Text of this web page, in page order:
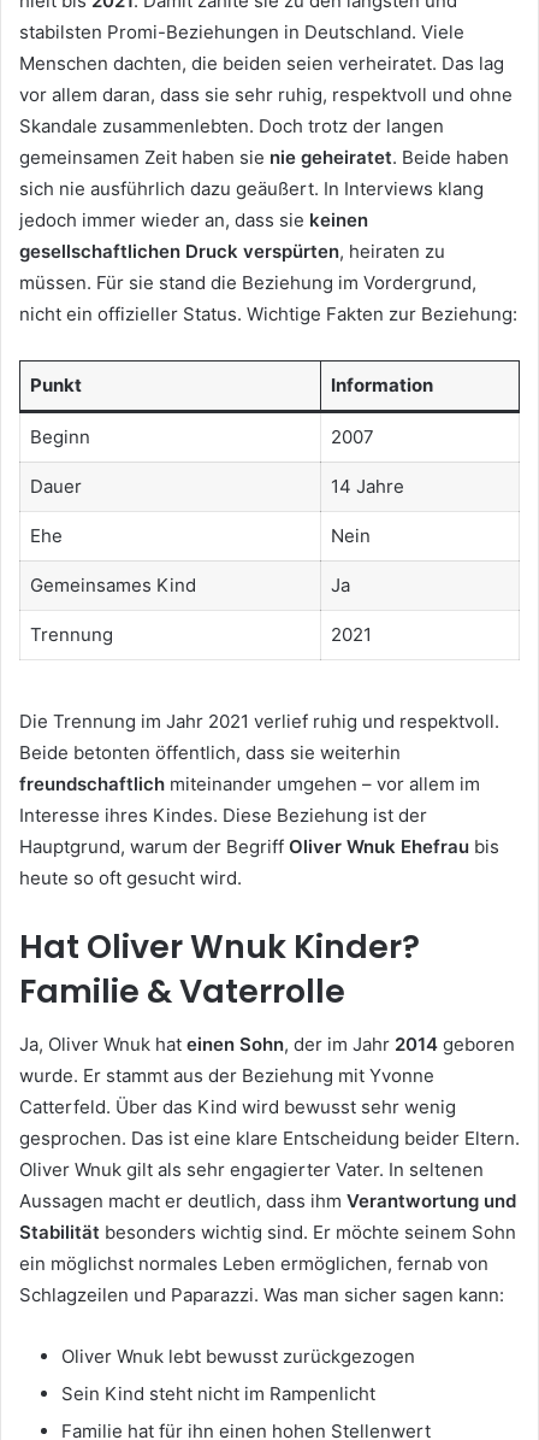
stabilsten Promi-Beziehungen in Deutschland. Viele
Menschen dachten, die beiden seien verheiratet. Das lag
vor allem daran, dass sie sehr ruhig, respektvoll und ohne
Skandale zusammenlebten. Doch trotz der langen
gemeinsamen Zeit haben sie nie geheiratet. Beide haben
sich nie ausführlich dazu geäußert. In Interviews klang
jedoch immer wieder an, dass sie keinen
gesellschaftlichen Druck verspürten, heiraten zu
müssen. Für sie stand die Beziehung im Vordergrund,
nicht ein offizieller Status. Wichtige Fakten zur Beziehung:
Punkt Information
Beginn 2007
Dauer 14 Jahre
Ehe Nein
Gemeinsames Kind Ja
Trennung 2021
Die Trennung im Jahr 2021 verlief ruhig und respektvoll.
Beide betonten öffentlich, dass sie weiterhin
freundschaftlich miteinander umgehen – vor allem im
Interesse ihres Kindes. Diese Beziehung ist der
Hauptgrund, warum der Begriff Oliver Wnuk Ehefrau bis
heute so oft gesucht wird.
Hat Oliver Wnuk Kinder?
Familie & Vaterrolle
Ja, Oliver Wnuk hat einen Sohn, der im Jahr 2014 geboren
wurde. Er stammt aus der Beziehung mit Yvonne
Catterfeld. Über das Kind wird bewusst sehr wenig
gesprochen. Das ist eine klare Entscheidung beider Eltern.
Oliver Wnuk gilt als sehr engagierter Vater. In seltenen
Aussagen macht er deutlich, dass ihm Verantwortung und
Stabilität besonders wichtig sind. Er möchte seinem Sohn
ein möglichst normales Leben ermöglichen, fernab von
Schlagzeilen und Paparazzi. Was man sicher sagen kann:
Oliver Wnuk lebt bewusst zurückgezogen
Sein Kind steht nicht im Rampenlicht
Familie hat für ihn einen hohen Stellenwert